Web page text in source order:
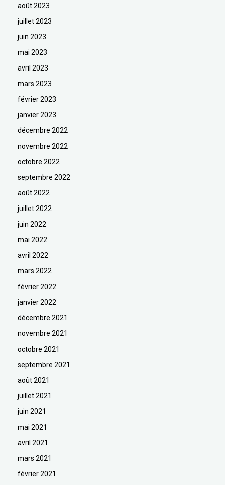
août 2023
juillet 2023
juin 2023
mai 2023
avril 2023
mars 2023
février 2023
janvier 2023
décembre 2022
novembre 2022
octobre 2022
septembre 2022
août 2022
juillet 2022
juin 2022
mai 2022
avril 2022
mars 2022
février 2022
janvier 2022
décembre 2021
novembre 2021
octobre 2021
septembre 2021
août 2021
juillet 2021
juin 2021
mai 2021
avril 2021
mars 2021
février 2021